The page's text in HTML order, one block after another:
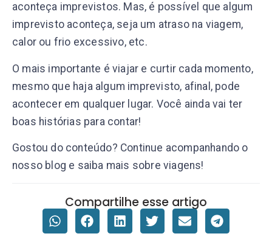
aconteça imprevistos. Mas, é possível que algum
imprevisto aconteça, seja um atraso na viagem,
calor ou frio excessivo, etc.
O mais importante é viajar e curtir cada momento,
mesmo que haja algum imprevisto, afinal, pode
acontecer em qualquer lugar. Você ainda vai ter
boas histórias para contar!
Gostou do conteúdo? Continue acompanhando o
nosso blog e saiba mais sobre viagens!
Compartilhe esse artigo